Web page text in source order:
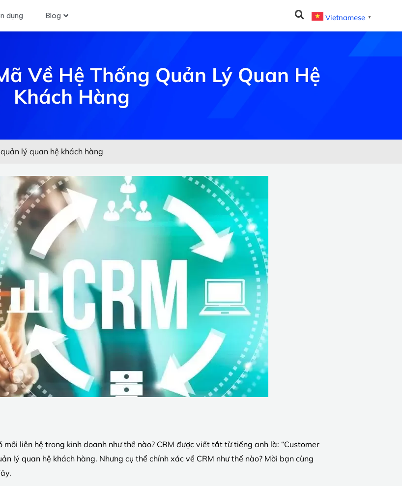
dụng Blog Vietnamese ▼
Về Hệ Thống Quản Lý Quan Hệ
Khách Hàng
lý quan hệ khách hàng
liên hệ trong kinh doanh như thế nào? CRM được viết tắt từ tiếng anh là: “Customer
lý quan hệ khách hàng. Nhưng cụ thể chính xác về CRM như thế nào? Mời bạn cùng